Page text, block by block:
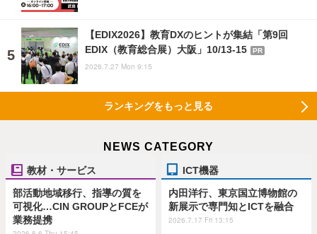
【EDIX2026】教育DXのヒントが集結「第9回
EDIX（教育総合展）大阪」10/13-15
PR
2026.7.27 Mon 9:15
ランキングをもっと見る
NEWS CATEGORY
教材・サービス
部活動地域移行、指導の質を
可視化…CIN GROUPとFCEが
業務提携
ICT機器
内田洋行、東京国立博物館の
新展示で専門知とICTを融合
2026.7.17 Fri 13:15